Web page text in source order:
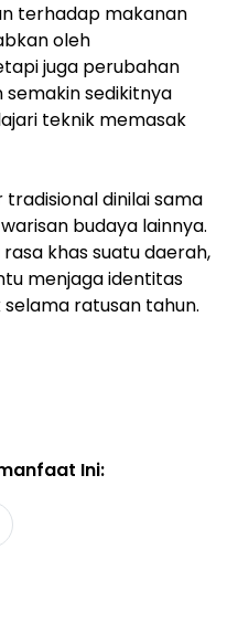
terhadap makanan
oleh
juga perubahan
semakin sedikitnya
teknik memasak
dinilai sama
budaya lainnya.
khas suatu daerah,
menjaga identitas
ratusan tahun.
Ini: